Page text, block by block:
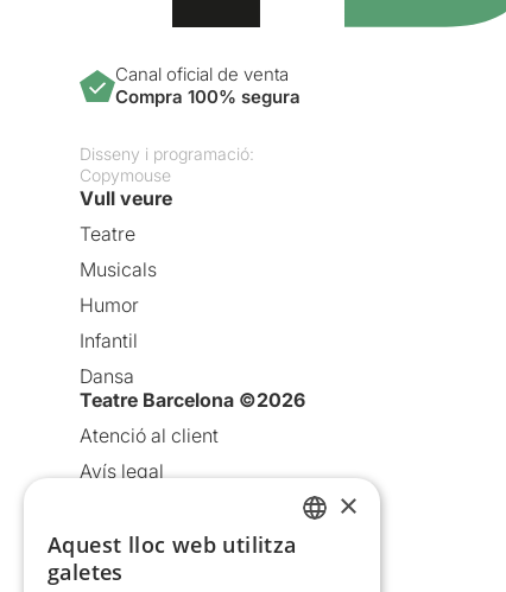
Canal oficial de venta
Compra 100% segura
Disseny i programació:
Copymouse
Vull veure
Teatre
Musicals
Humor
Infantil
Dansa
Teatre Barcelona ©2026
Atenció al client
Avís legal
Política de cookies
Condicions d’ús
×
Aquest lloc web utilitza
galetes